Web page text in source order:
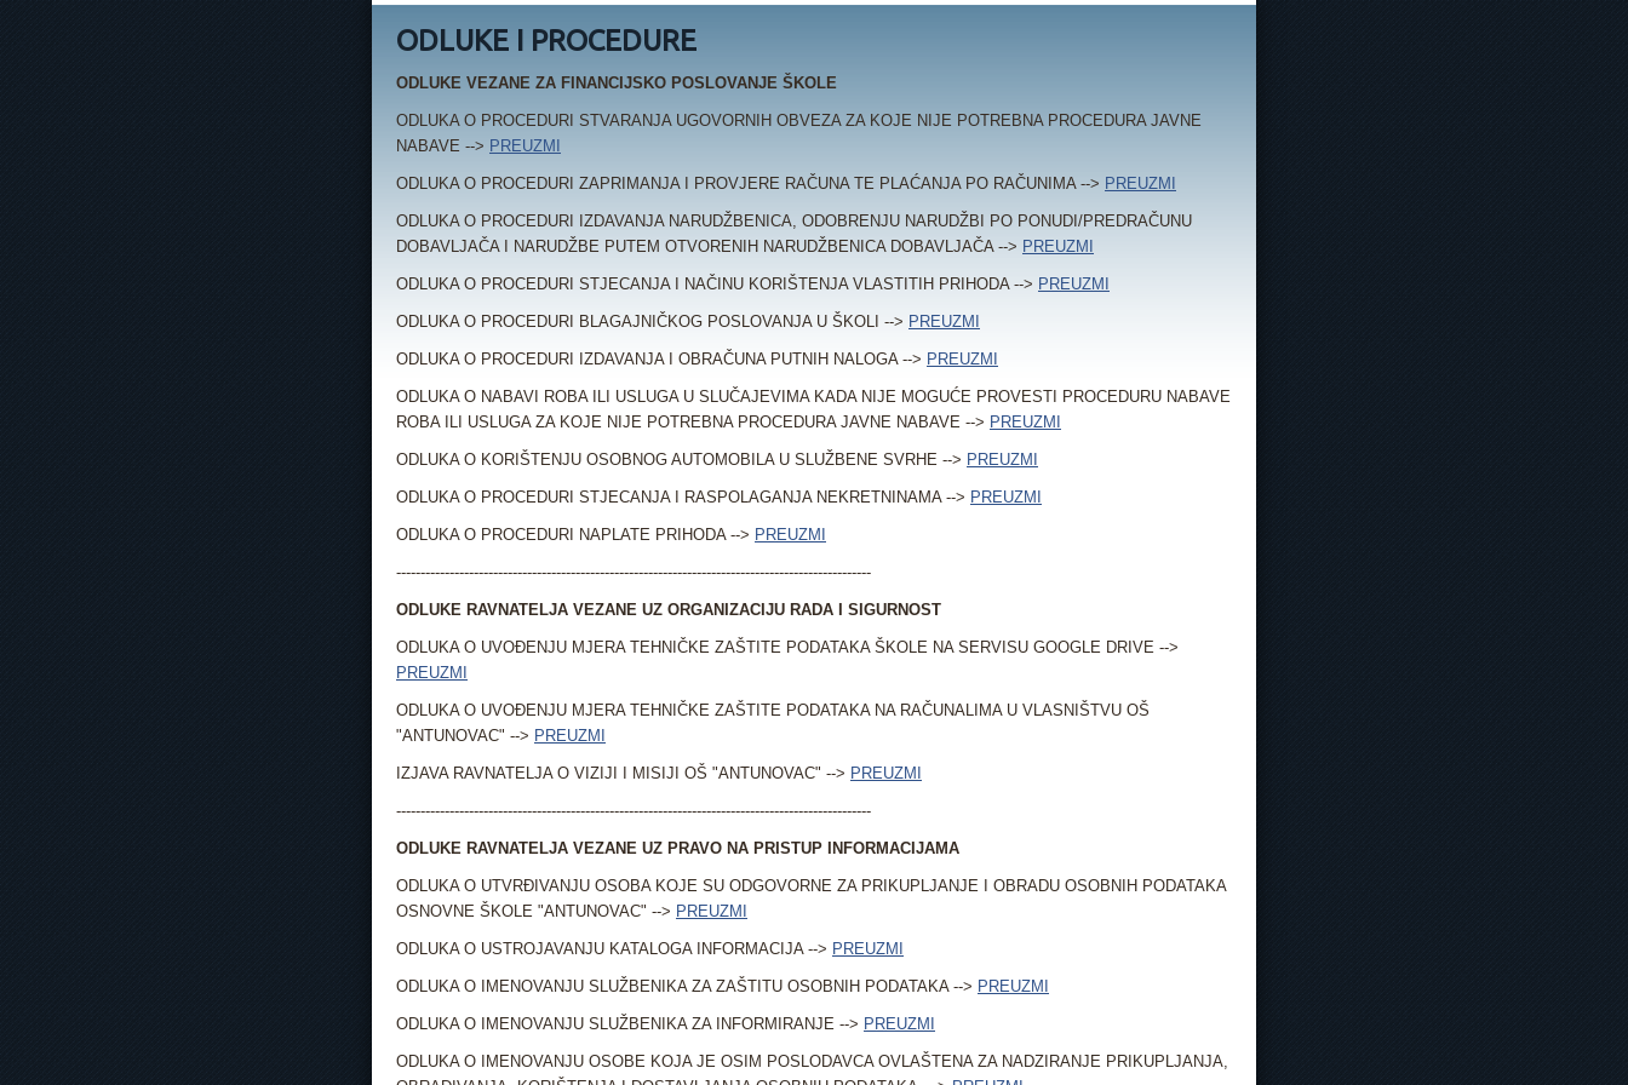
ODLUKE I PROCEDURE
ODLUKE VEZANE ZA FINANCIJSKO POSLOVANJE ŠKOLE
ODLUKA O PROCEDURI STVARANJA UGOVORNIH OBVEZA ZA KOJE NIJE POTREBNA PROCEDURA JAVNE
NABAVE --> PREUZMI
ODLUKA O PROCEDURI ZAPRIMANJA I PROVJERE RAČUNA TE PLAĆANJA PO RAČUNIMA --> PREUZMI
ODLUKA O PROCEDURI IZDAVANJA NARUDŽBENICA, ODOBRENJU NARUDŽBI PO PONUDI/PREDRAČUNU
DOBAVLJAČA I NARUDŽBE PUTEM OTVORENIH NARUDŽBENICA DOBAVLJAČA --> PREUZMI
ODLUKA O PROCEDURI STJECANJA I NAČINU KORIŠTENJA VLASTITIH PRIHODA --> PREUZMI
ODLUKA O PROCEDURI BLAGAJNIČKOG POSLOVANJA U ŠKOLI --> PREUZMI
ODLUKA O PROCEDURI IZDAVANJA I OBRAČUNA PUTNIH NALOGA --> PREUZMI
ODLUKA O NABAVI ROBA ILI USLUGA U SLUČAJEVIMA KADA NIJE MOGUĆE PROVESTI PROCEDURU NABAVE
ROBA ILI USLUGA ZA KOJE NIJE POTREBNA PROCEDURA JAVNE NABAVE --> PREUZMI
ODLUKA O KORIŠTENJU OSOBNOG AUTOMOBILA U SLUŽBENE SVRHE --> PREUZMI
ODLUKA O PROCEDURI STJECANJA I RASPOLAGANJA NEKRETNINAMA --> PREUZMI
ODLUKA O PROCEDURI NAPLATE PRIHODA --> PREUZMI
--------------------------------------------------------------------------------------------------
ODLUKE RAVNATELJA VEZANE UZ ORGANIZACIJU RADA I SIGURNOST
ODLUKA O UVOĐENJU MJERA TEHNIČKE ZAŠTITE PODATAKA ŠKOLE NA SERVISU GOOGLE DRIVE -->
PREUZMI
ODLUKA O UVOĐENJU MJERA TEHNIČKE ZAŠTITE PODATAKA NA RAČUNALIMA U VLASNIŠTVU OŠ
"ANTUNOVAC" --> PREUZMI
IZJAVA RAVNATELJA O VIZIJI I MISIJI OŠ "ANTUNOVAC" --> PREUZMI
--------------------------------------------------------------------------------------------------
ODLUKE RAVNATELJA VEZANE UZ PRAVO NA PRISTUP INFORMACIJAMA
ODLUKA O UTVRĐIVANJU OSOBA KOJE SU ODGOVORNE ZA PRIKUPLJANJE I OBRADU OSOBNIH PODATAKA
OSNOVNE ŠKOLE "ANTUNOVAC" --> PREUZMI
ODLUKA O USTROJAVANJU KATALOGA INFORMACIJA --> PREUZMI
ODLUKA O IMENOVANJU SLUŽBENIKA ZA ZAŠTITU OSOBNIH PODATAKA --> PREUZMI
ODLUKA O IMENOVANJU SLUŽBENIKA ZA INFORMIRANJE --> PREUZMI
ODLUKA O IMENOVANJU OSOBE KOJA JE OSIM POSLODAVCA OVLAŠTENA ZA NADZIRANJE PRIKUPLJANJA,